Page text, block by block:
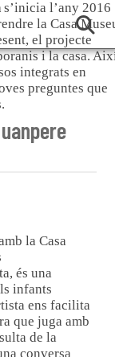
s’inicia l’any 2016
la Casa
el projecte
i la casa.
integrats en
preguntes que
la Casa
és una
infants
ens facilita
que juga amb
de la
conversa